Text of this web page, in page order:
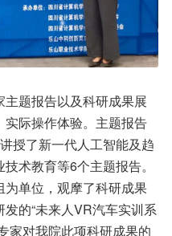
题报告以及科研成果展
际操作体验。主题报告
授了新一代人工智能及趋
术教育等6个主题报告。
单位，观摩了科研成果
的“未来人VR汽车实训系
家对我院此项科研成果的